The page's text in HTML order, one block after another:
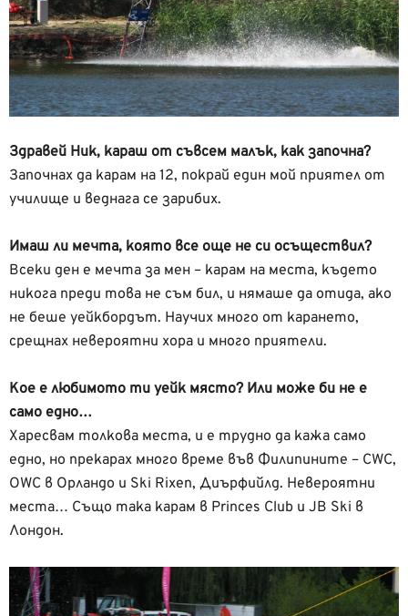
Здравей Ник, караш от съвсем малък, как започна?
Започнах да карам на 12, покрай един мой приятел от
училище и веднага се зарибих.
Имаш ли мечта, която все още не си осъществил?
Всеки ден е мечта за мен – карам на места, където
никога преди това не съм бил, и нямаше да отида, ако
не беше уейкбордът. Научих много от карането,
срещнах невероятни хора и много приятели.
Кое е любимото ти уейк място? Или може би не е
само едно…
Харесвам толкова места, и е трудно да кажа само
едно, но прекарах много време във Филипините – CWC,
OWC в Орландо и Ski Rixen, Диърфийлд. Невероятни
места… Също така карам в Princes Club и JB Ski в
Лондон.